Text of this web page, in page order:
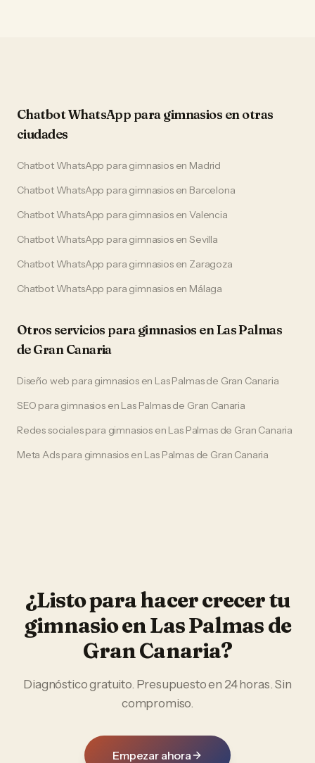
Chatbot WhatsApp paragimnasios en otras
ciudades
Chatbot WhatsApp para gimnasiosen Madrid
Chatbot WhatsApp para gimnasiosen Barcelona
Chatbot WhatsApp para gimnasiosenValencia
Chatbot WhatsApp para gimnasiosenSevilla
Chatbot WhatsApp para gimnasiosen Zaragoza
Chatbot WhatsApp para gimnasiosen Málaga
Otros servicios paragimnasios enLas Palmas
de Gran Canaria
Diseño web para gimnasiosen Las Palmas de Gran Canaria
SEO para gimnasiosen Las Palmas de Gran Canaria
Redes socialespara gimnasios en Las Palmas de Gran Canaria
Meta Adspara gimnasios en Las Palmas de Gran Canaria
¿Listo para hacer crecer tu
gimnasioenLas Palmas de
Gran Canaria?
Diagnóstico gratuito. Presupuesto en 24 horas. Sin
compromiso.
Empezar ahora